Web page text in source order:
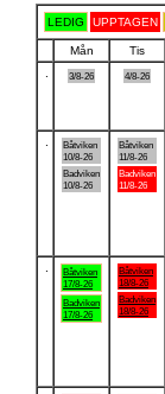
LEDIG UPPTAGEN
Mån Tis
3/8-26 4/8-26
Båtviken
10/8-26
Badviken
10/8-26
Båtviken
11/8-26
Badviken
11/8-26
Båtviken
17/8-26
Badviken
17/8-26
Båtviken
18/8-26
Badviken
18/8-26